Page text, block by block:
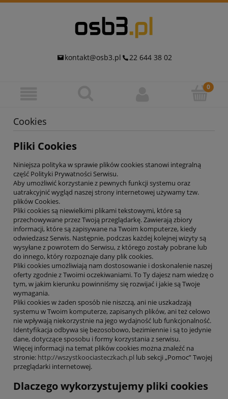
kontakt@osb3.pl 22 644 38 02
Cookies
Pliki Cookies
Niniejsza polityka w sprawie plików cookies stanowi integralną
część Polityki Prywatności Serwisu.
Aby umożliwić korzystanie z pewnych funkcji systemu oraz
uatrakcyjnić wygląd naszej strony internetowej używamy tzw.
plików Cookies.
Pliki cookies są niewielkimi plikami tekstowymi, które są
przechowywane przez Twoją przeglądarkę. Zawierają zbiory
informacji, które są zapisywane na Twoim komputerze, kiedy
odwiedzasz Serwis. Następnie, podczas każdej kolejnej wizyty są
wysyłane z powrotem do Serwisu, z którego zostały pobrane lub
do innego, który rozpoznaje dany plik cookies.
Pliki cookies umożliwiają nam dostosowanie i doskonalenie naszej
oferty zgodnie z Twoimi oczekiwaniami. To Ty dajesz nam wiedzę o
tym, w jakim kierunku powinniśmy się rozwijać i jakie są Twoje
wymagania.
Pliki cookies w żaden sposób nie niszczą, ani nie uszkadzają
systemu w Twoim komputerze, zapisanych plików, ani też celowo
nie wpływają niekorzystnie na jego wydajność lub funkcjonalność.
Identyfikacja odbywa się bezosobowo, bezimiennie i są to jedynie
dane, dotyczące sposobu i formy korzystania z serwisu.
Więcej informacji na temat plików cookies można znaleźć na
stronie: http://wszystkoociasteczkach.pl lub sekcji „Pomoc” Twojej
przeglądarki internetowej.
Dlaczego wykorzystujemy pliki cookies